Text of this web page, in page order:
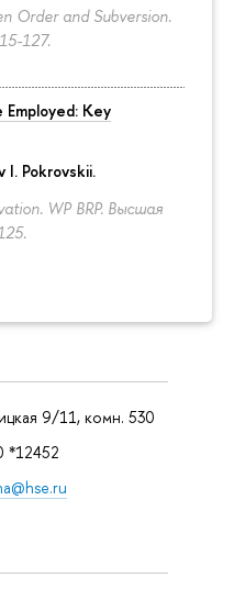
Order and Subversion.
127.
Key
I. Pokrovskii.
WP BRP. Высшая
9/11, комн. 530
*12452